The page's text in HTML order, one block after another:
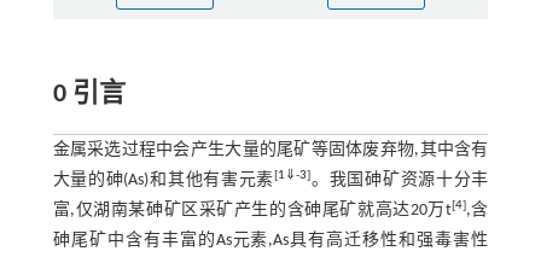
0 引言
金属采选过程中会产生大量的尾矿等固体废弃物,其中含有
大量的砷(As)和其他有害元素[1 ⇓-3]。我国砷矿资源十分丰
富,仅湖南某砷矿区采矿产生的含砷尾矿就高达20万t[4],含
砷尾矿中含有丰富的As元素,As具有高迁移性和强毒害性